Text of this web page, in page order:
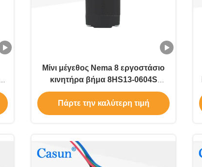
Μίνι μέγεθος Nema 8 εργοστάσιο
κινητήρα βήμα 8HS13-0604S
προσαρμογή
Πάρτε την καλύτερη τιμή